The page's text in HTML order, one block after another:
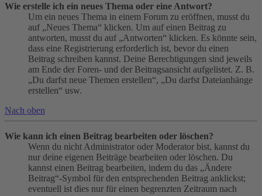
Wie erstelle ich ein neues Thema oder eine Antwort?
Um ein neues Thema in einem Forum zu eröffnen, musst du
auf „Neues Thema“ klicken. Um auf einen Beitrag zu
antworten, musst du auf „Antworten“ klicken. Es könnte sein,
dass eine Registrierung erforderlich ist, bevor du einen
Beitrag schreiben kannst. Deine Berechtigungen sind jeweils
am Ende der Foren- und der Beitragsansicht aufgelistet. Z. B.
„Du darfst neue Themen erstellen“, „Du darfst Dateianhänge
erstellen“ usw.
Nach oben
Wie kann ich einen Beitrag bearbeiten oder löschen?
Wenn du nicht Administrator oder Moderator bist, kannst du
nur deine eigenen Beiträge bearbeiten oder löschen. Du
kannst einen Beitrag bearbeiten, indem du das „Ändere
Beitrag“-Symbol für den entsprechenden Beitrag anklickst;
eventuell ist dies nur für einen begrenzten Zeitraum nach